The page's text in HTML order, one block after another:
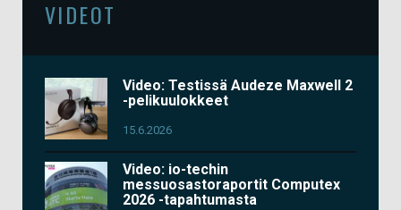
VIDEOT
Video: Testissä Audeze Maxwell 2
-pelikuulokkeet
15.6.2026
Video: io-techin
messuosastoraportit Computex
2026 -tapahtumasta